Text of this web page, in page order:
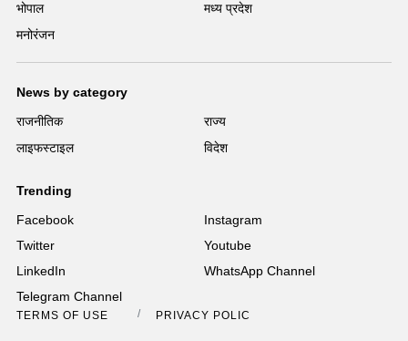
भोपाल
मध्य प्रदेश
मनोरंजन
News by category
राजनीतिक
राज्य
लाइफस्टाइल
विदेश
Trending
Facebook
Instagram
Twitter
Youtube
LinkedIn
WhatsApp Channel
Telegram Channel
TERMS OF USE PRIVACY POLICY